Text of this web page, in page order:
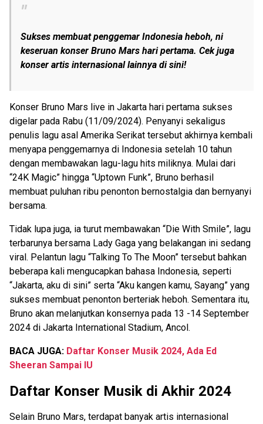
Sukses membuat penggemar Indonesia heboh, ni
keseruan konser Bruno Mars hari pertama. Cek juga
konser artis internasional lainnya di sini!
Konser Bruno Mars live in Jakarta hari pertama sukses
digelar pada Rabu (11/09/2024). Penyanyi sekaligus
penulis lagu asal Amerika Serikat tersebut akhirnya kembali
menyapa penggemarnya di Indonesia setelah 10 tahun
dengan membawakan lagu-lagu hits miliknya. Mulai dari
“24K Magic” hingga “Uptown Funk”, Bruno berhasil
membuat puluhan ribu penonton bernostalgia dan bernyanyi
bersama.
Tidak lupa juga, ia turut membawakan “Die With Smile”, lagu
terbarunya bersama Lady Gaga yang belakangan ini sedang
viral. Pelantun lagu “Talking To The Moon” tersebut bahkan
beberapa kali mengucapkan bahasa Indonesia, seperti
“Jakarta, aku di sini” serta “Aku kangen kamu, Sayang” yang
sukses membuat penonton berteriak heboh. Sementara itu,
Bruno akan melanjutkan konsernya pada 13 -14 September
2024 di Jakarta International Stadium, Ancol.
BACA JUGA: Daftar Konser Musik 2024, Ada Ed
Sheeran Sampai IU
Daftar Konser Musik di Akhir 2024
Selain Bruno Mars, terdapat banyak artis internasional